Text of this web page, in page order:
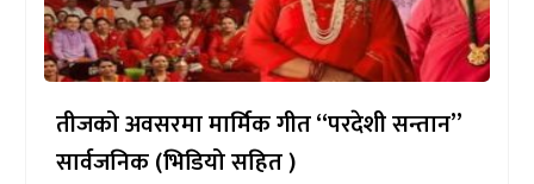
तीजको अवसरमा मार्मिक गीत “परदेशी सन्तान”
सार्वजनिक (भिडियो सहित )